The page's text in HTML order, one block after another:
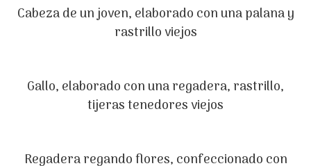
Cabeza de un joven, elaborado con una palana y
rastrillo viejos
Gallo, elaborado con una regadera, rastrillo,
tijeras tenedores viejos
Regadera regando flores, confeccionado con